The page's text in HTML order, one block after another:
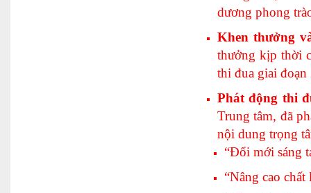
dương phong
Khen thưởng
thưởng kịp thời
thi đua giai
Phát động thi
Trung tâm, đã
nội dung trọng
“Đổi mới sáng
“Nâng cao